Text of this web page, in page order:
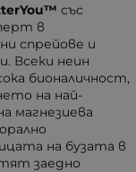
със
в
спрейове и
Всеки неин
бионаличност,
на най-
магнезиева
на бузата в
заедно